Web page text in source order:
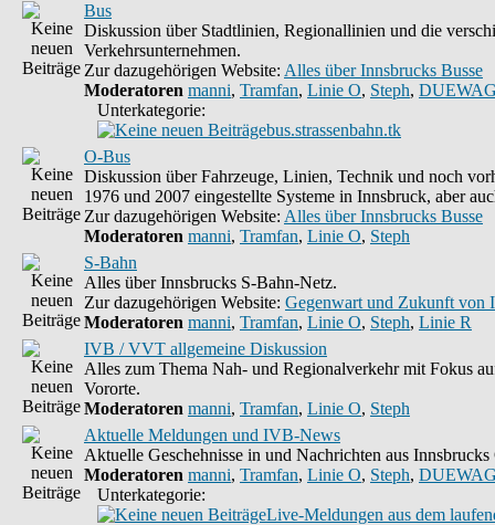
Bus
Diskussion über Stadtlinien, Regionallinien und die
Verkehrsunternehmen.
Zur dazugehörigen Website: Alles über Innsbrucks Busse
Moderatoren manni, Tramfan, Linie O, Steph,
Unterkategorie:
bus.strassenbahn.tk
O-Bus
Diskussion über Fahrzeuge, Linien, Technik und noch
1976 und 2007 eingestellte Systeme in Innsbruck, aber
Zur dazugehörigen Website: Alles über Innsbrucks Busse
Moderatoren manni, Tramfan, Linie O, Steph
S-Bahn
Alles über Innsbrucks S-Bahn-Netz.
Zur dazugehörigen Website: Gegenwart und Zukunft von
Moderatoren manni, Tramfan, Linie O, Steph, Linie R
IVB / VVT allgemeine Diskussion
Alles zum Thema Nah- und Regionalverkehr mit Fokus
Vororte.
Moderatoren manni, Tramfan, Linie O, Steph
Aktuelle Meldungen und IVB-News
Aktuelle Geschehnisse in und Nachrichten aus
Moderatoren manni, Tramfan, Linie O, Steph,
Unterkategorie:
Live-Meldungen aus dem